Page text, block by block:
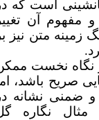
است که در
آن تغییر
زمینه متن نیز بر
نخست ممکن
صریح باشد، اما
ضمنی نشانه در
نگاره گل